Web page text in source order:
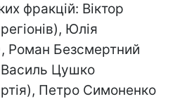
фракцій: Віктор
Юлія
Безсмертний
Цушко
Петро Симоненко